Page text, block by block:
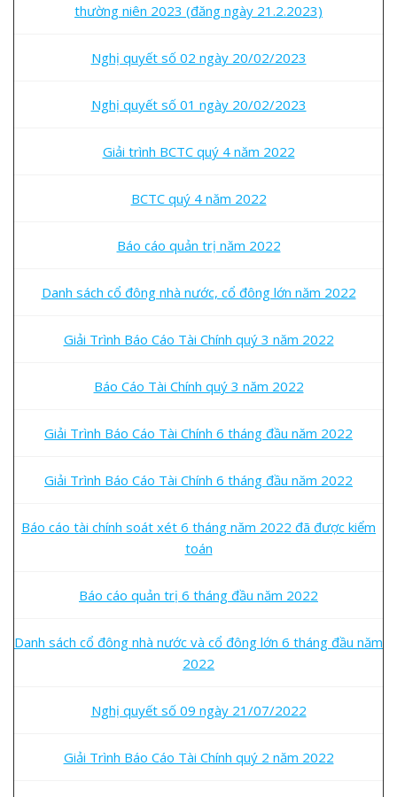
thường niên 2023 (đăng ngày 21.2.2023)
Nghị quyết số 02 ngày 20/02/2023
Nghị quyết số 01 ngày 20/02/2023
Giải trình BCTC quý 4 năm 2022
BCTC quý 4 năm 2022
Báo cáo quản trị năm 2022
Danh sách cổ đông nhà nước, cổ đông lớn năm 2022
Giải Trình Báo Cáo Tài Chính quý 3 năm 2022
Báo Cáo Tài Chính quý 3 năm 2022
Giải Trình Báo Cáo Tài Chính 6 tháng đầu năm 2022
Giải Trình Báo Cáo Tài Chính 6 tháng đầu năm 2022
Báo cáo tài chính soát xét 6 tháng năm 2022 đã được kiểm
toán
Báo cáo quản trị 6 tháng đầu năm 2022
Danh sách cổ đông nhà nước và cổ đông lớn 6 tháng đầu năm
2022
Nghị quyết số 09 ngày 21/07/2022
Giải Trình Báo Cáo Tài Chính quý 2 năm 2022